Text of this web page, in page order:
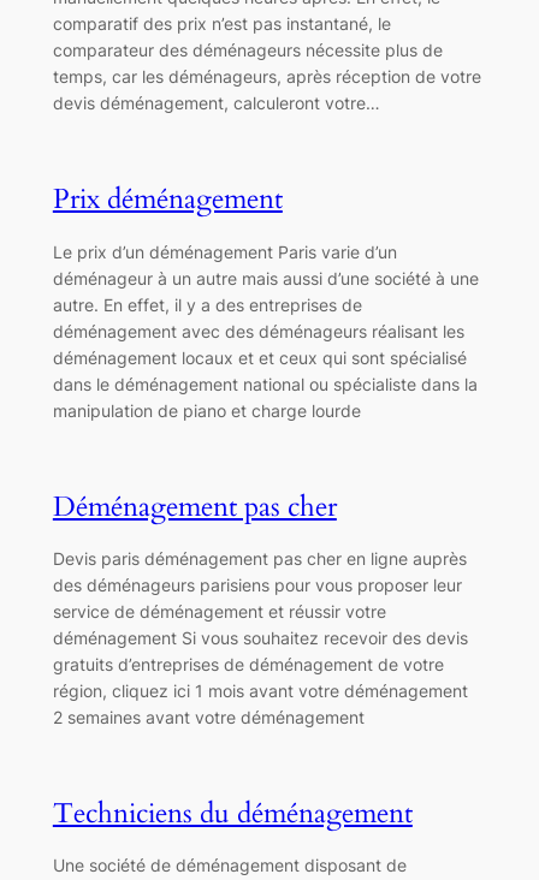
comparatif des prix n’est pas instantané, le
comparateur des déménageurs nécessite plus de
temps, car les déménageurs, après réception de votre
devis déménagement, calculeront votre…
Prix déménagement
Le prix d’un déménagement Paris varie d’un
déménageur à un autre mais aussi d’une société à une
autre. En effet, il y a des entreprises de
déménagement avec des déménageurs réalisant les
déménagement locaux et et ceux qui sont spécialisé
dans le déménagement national ou spécialiste dans la
manipulation de piano et charge lourde
Déménagement pas cher
Devis paris déménagement pas cher en ligne auprès
des déménageurs parisiens pour vous proposer leur
service de déménagement et réussir votre
déménagement Si vous souhaitez recevoir des devis
gratuits d’entreprises de déménagement de votre
région, cliquez ici 1 mois avant votre déménagement
2 semaines avant votre déménagement
Techniciens du déménagement
Une société de déménagement disposant de